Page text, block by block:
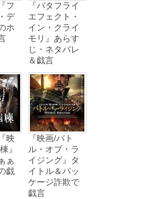
フ
デ
ホ
『バタフライ
エフェクト・
イン・クライ
モリ』あらす
じ・ネタバレ
＆戯言
映
』
ぁ
戯
『映画/バト
ル・オブ・ラ
イジング』タ
イトル＆パッ
ケージ詐欺で
戯言